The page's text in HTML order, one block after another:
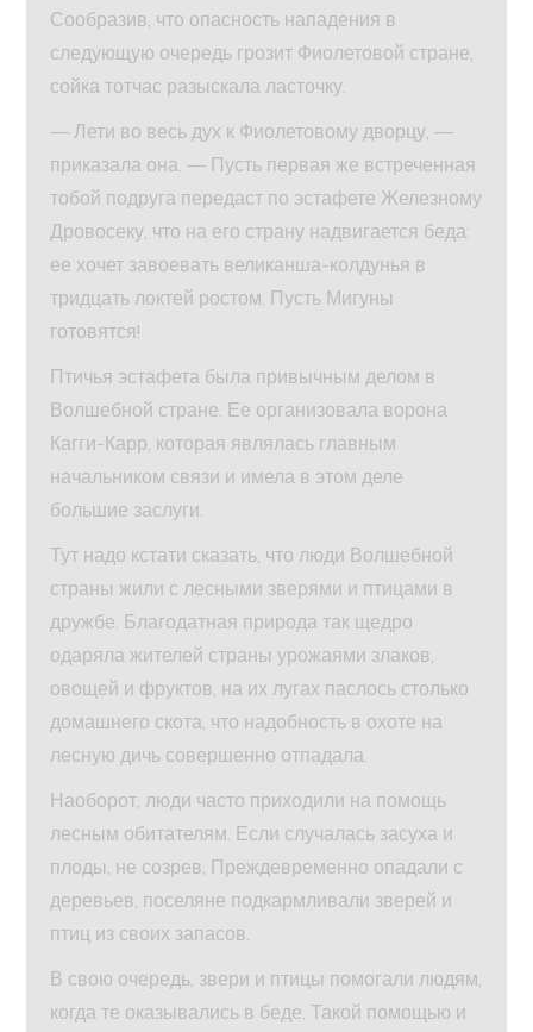
Сообразив, что опасность нападения в
следующую очередь грозит Фиолетовой стране,
сойка тотчас разыскала ласточку.
— Лети во весь дух к Фиолетовому дворцу, —
приказала она. — Пусть первая же встреченная
тобой подруга передаст по эстафете Железному
Дровосеку, что на его страну надвигается беда:
ее хочет завоевать великанша-колдунья в
тридцать локтей ростом. Пусть Мигуны
готовятся!
Птичья эстафета была привычным делом в
Волшебной стране. Ее организовала ворона
Кагги-Карр, которая являлась главным
начальником связи и имела в этом деле
большие заслуги.
Тут надо кстати сказать, что люди Волшебной
страны жили с лесными зверями и птицами в
дружбе. Благодатная природа так щедро
одаряла жителей страны урожаями злаков,
овощей и фруктов, на их лугах паслось столько
домашнего скота, что надобность в охоте на
лесную дичь совершенно отпадала.
Наоборот, люди часто приходили на помощь
лесным обитателям. Если случалась засуха и
плоды, не созрев, Преждевременно опадали с
деревьев, поселяне подкармливали зверей и
птиц из своих запасов.
В свою очередь, звери и птицы помогали людям,
когда те оказывались в беде. Такой помощью и